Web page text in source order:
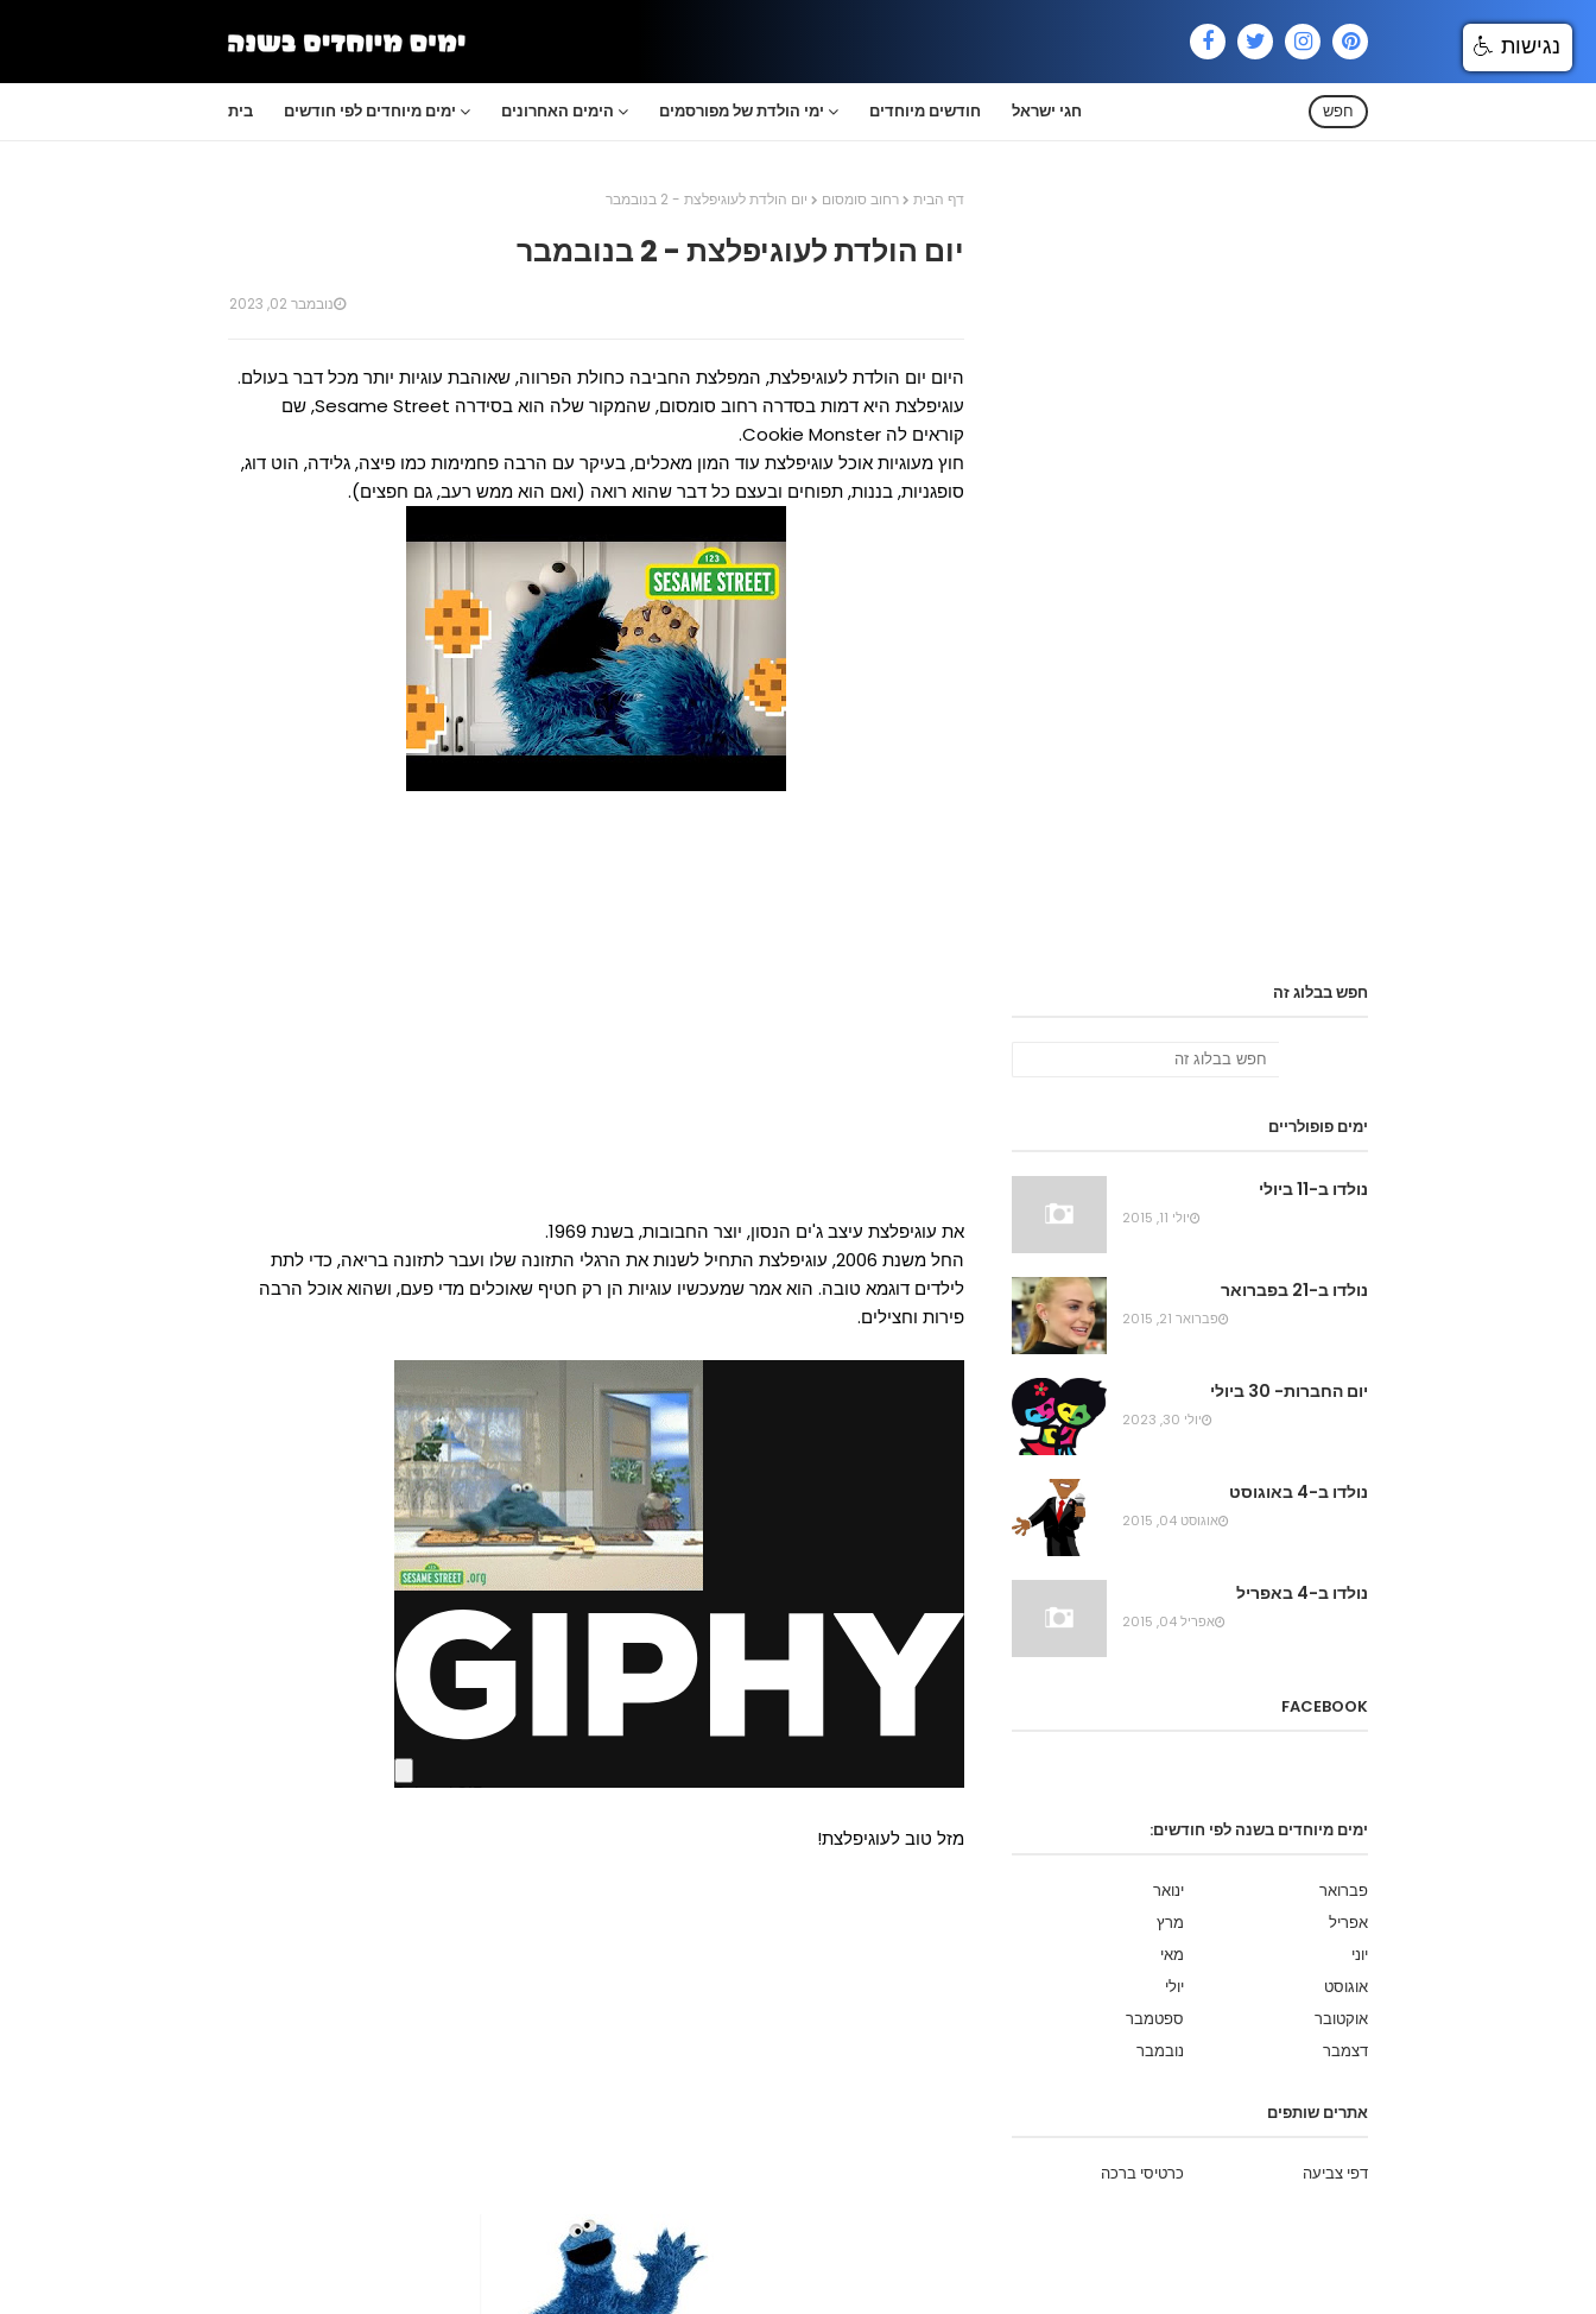
בית ימים מיוחדים לפי חודשים הימים האחרונים ימי הולדת של מפורסמים חודשים מיוחדים חגי ישראל חפש
דף הבית רחוב סומסום יום הולדת לעוגיפלצת - 2 בנובמבר
יום הולדת לעוגיפלצת - 2 בנובמבר
נובמבר 02, 2023
היום יום הולדת לעוגיפלצת, המפלצת החביבה כחולת הפרווה, שאוהבת עוגיות יותר מכל דבר בעולם.
עוגיפלצת היא דמות בסדרה רחוב סומסום, שהמקור שלה הוא בסידרה Sesame Street, שם
קוראים לה Cookie Monster.
חוץ מעוגיות אוכל עוגיפלצת עוד המון מאכלים, בעיקר עם הרבה פחמימות כמו פיצה, גלידה, הוט דוג,
סופגניות, בננות, תפוחים ובעצם כל דבר שהוא רואה (ואם הוא ממש רעב, גם חפצים).
את עוגיפלצת עיצב ג'ים הנסון, יוצר החבובות, בשנת 1969.
החל משנת 2006, עוגיפלצת התחיל לשנות את הרגלי התזונה שלו ועבר לתזונה בריאה, כדי לתת
לילדים דוגמא טובה. הוא אמר שמעכשיו עוגיות הן רק חטיף שאוכלים מדי פעם, ושהוא אוכל הרבה
פירות וחצילים.
מזל טוב לעוגיפלצת!
חפש בבלוג זה
ימים פופולריים
נולדו ב-11 ביולי
יולי 11, 2015
נולדו ב-21 בפברואר
פברואר 21, 2015
יום החברות- 30 ביולי
יולי 30, 2023
נולדו ב-4 באוגוסט
אוגוסט 04, 2015
נולדו ב-4 באפריל
אפריל 04, 2015
FACEBOOK
ימים מיוחדים בשנה לפי חודשים:
ינואר
פברואר
מרץ
אפריל
מאי
יוני
יולי
אוגוסט
ספטמבר
אוקטובר
נובמבר
דצמבר
אתרים שותפים
כרטיסי ברכה דפי צביעה
נגישות